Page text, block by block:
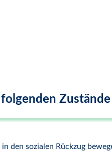
den sozialen Rückzug